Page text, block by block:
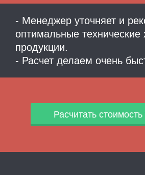
- Менеджер уточняет и
оптимальные технические
продукции.
- Расчет делаем очень
Расчитать